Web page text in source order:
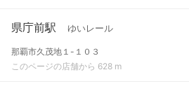
県庁前駅 ゆいレール
那覇市久茂地１-１０３
このページの店舗から 628 m